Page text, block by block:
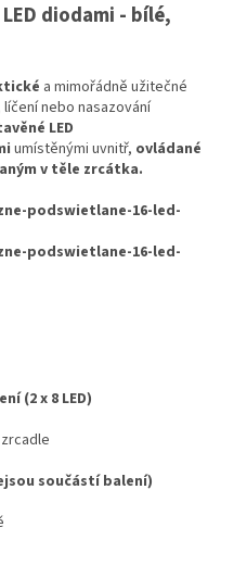
diodami - bílé,
a mimořádně užitečné
nebo nasazování
LED
umístěnými uvnitř, ovládané
v těle zrcátka.
(2 x 8 LED)
součástí balení)